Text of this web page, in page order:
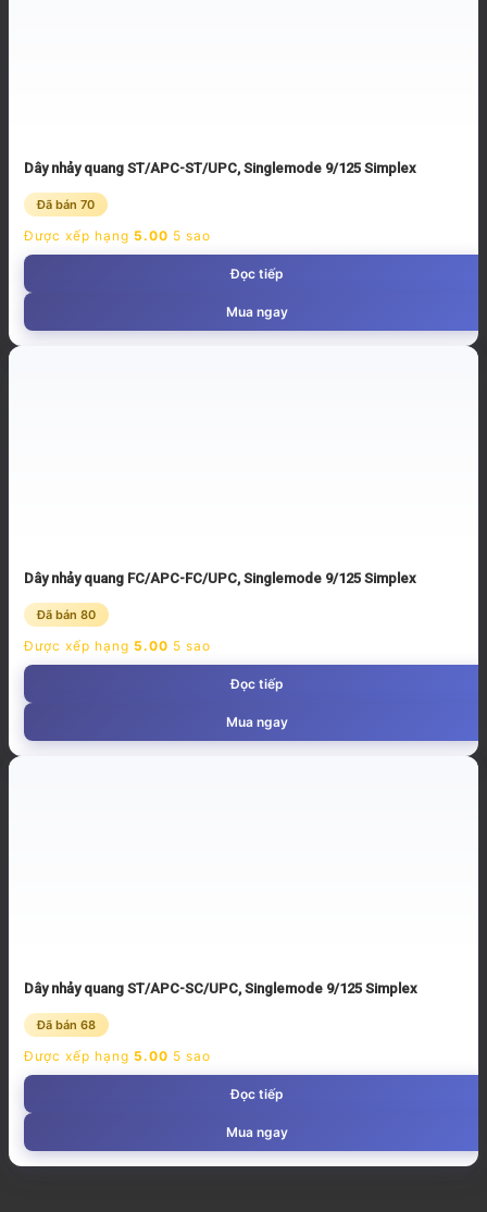
Dây nhảy quang ST/APC-ST/UPC, Singlemode 9/125 Simplex
Đã bán 70
Được xếp hạng 5.00 5 sao
Đọc tiếp
Mua ngay
Dây nhảy quang FC/APC-FC/UPC, Singlemode 9/125 Simplex
Đã bán 80
Được xếp hạng 5.00 5 sao
Đọc tiếp
Mua ngay
Dây nhảy quang ST/APC-SC/UPC, Singlemode 9/125 Simplex
Đã bán 68
Được xếp hạng 5.00 5 sao
Đọc tiếp
Mua ngay